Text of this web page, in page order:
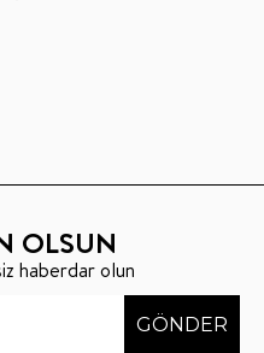
OLSUN
haberdar olun
GÖNDER